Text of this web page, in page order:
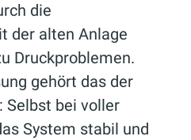
die
der alten Anlage
Druckproblemen.
gehört das der
Selbst bei voller
System stabil und